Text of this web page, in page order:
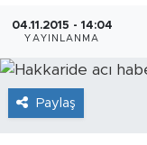
04.11.2015 - 14:04
YAYINLANMA
Paylaş
Ekonomi